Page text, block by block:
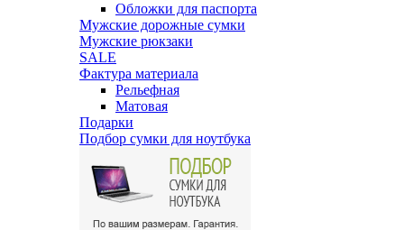
Обложки для паспорта
Мужские дорожные сумки
Мужские рюкзаки
SALE
Фактура материала
Рельефная
Матовая
Подарки
Подбор сумки для ноутбука